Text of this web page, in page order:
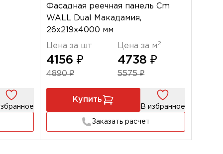
Фасадная реечная панель Cm
WALL Dual Макадамия,
26х219х4000 мм
Цена за шт
4156 ₽
4890 ₽
Цена за м2
4738 ₽
5575 ₽
Купить
В избранное
Заказать расчет